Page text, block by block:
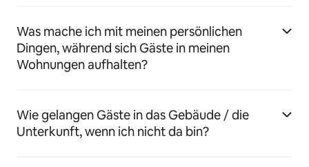
Was mache ich mit meinen persönlichen
Dingen, während sich Gäste in meinen
Wohnungen aufhalten?
Wie gelangen Gäste in das Gebäude / die
Unterkunft, wenn ich nicht da bin?